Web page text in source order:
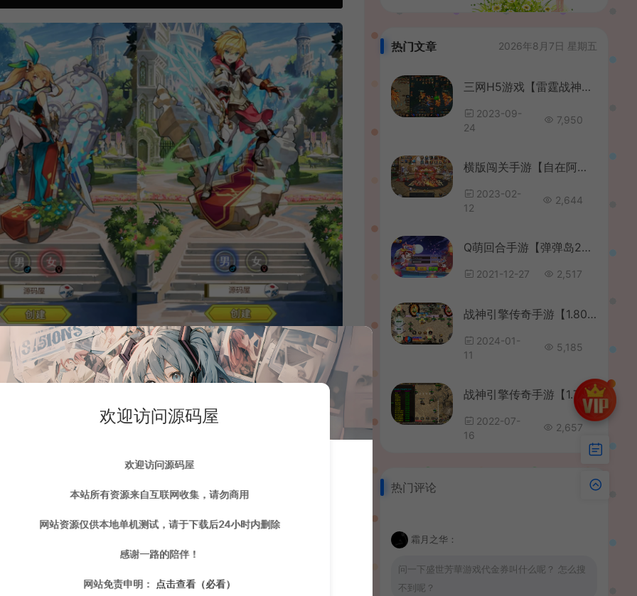
热门文章 2026年8月7日 星期五
三网H5游戏【雷霆战神之龙城争霸H5】最新整理Win一键服务端+多区+GM授权后台+详细搭建教程
2023-09-
24
7,950
横版闯关手游【自在阿拉肝修复版】最新整理Linux手工服务端+安卓苹果双端+版本配套中文表+运营后台+GM授权后台+详细搭建教程
2023-02-
12
2,644
Q萌回合手游【弹弹岛2】最新整理Linux手工服务端+安卓苹果双端+解密工具+GM后台+详细搭建教程
2021-12-27 2,517
战神引擎传奇手游【1.80网毅传奇[白猪3.1]】最新整理WIN系特色服务端+安卓苹果双端+GM授权后台+详细搭建教程
2024-01-
11
5,185
战神引擎传奇手游【1.70公益复古金币版】最新整理Win系复古服务端+安卓+GM授权后台+详细搭建教程
2022-07-
16
2,657
热门评论
霜月之华：
问一下盛世芳華游戏代金券叫什么呢？ 怎么搜
不到呢？
欢迎访问源码屋
欢迎访问源码屋
本站所有资源来自互联网收集，请勿商用
网站资源仅供本地单机测试，请于下载后24小时内删除
感谢一路的陪伴！
网站免责申明： 点击查看（必看）